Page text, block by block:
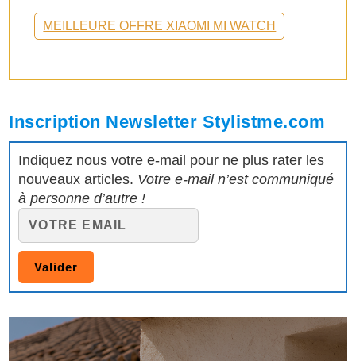
MEILLEURE OFFRE XIAOMI MI WATCH
Inscription Newsletter Stylistme.com
Indiquez nous votre e-mail pour ne plus rater les
nouveaux articles. Votre e-mail n’est communiqué
à personne d’autre !